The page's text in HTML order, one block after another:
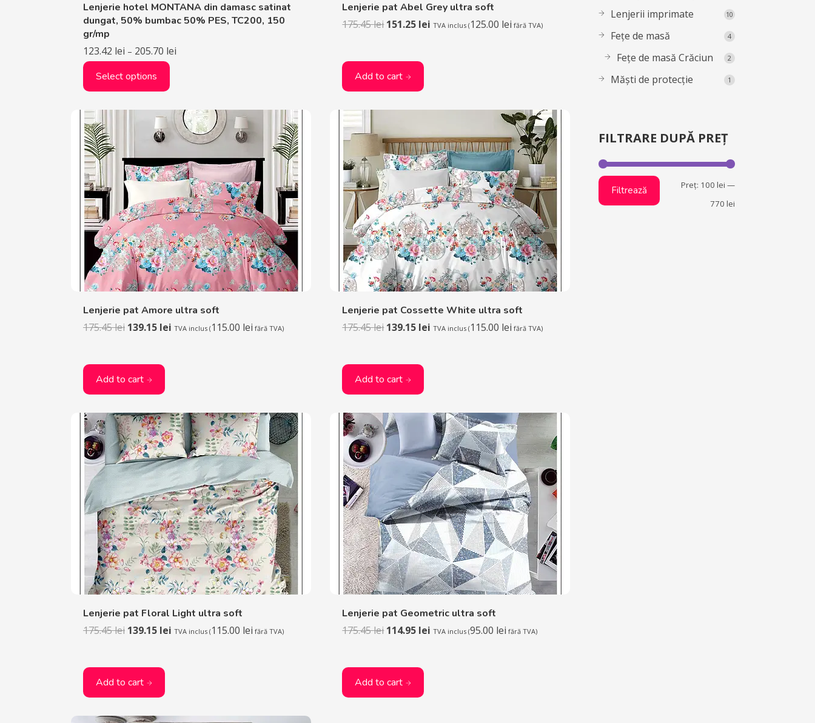
Lenjerie hotel MONTANA din damasc satinat
dungat, 50% bumbac 50% PES, TC200, 150
gr/mp
123.42 lei – 205.70 lei
Select options
Lenjerie pat Abel Grey ultra soft
175.45lei 151.25 lei TVA inclus (125.00 lei fără TVA)
Add to cart
Lenjerie pat Amore ultra soft
175.45lei 139.15 lei TVA inclus (115.00 lei fără TVA)
Add to cart
Lenjerie pat Cossette White ultra soft
175.45lei 139.15 lei TVA inclus (115.00 lei fără TVA)
Add to cart
Lenjerie pat Floral Light ultra soft
175.45lei 139.15 lei TVA inclus (115.00 lei fără TVA)
Add to cart
Lenjerie pat Geometric ultra soft
175.45lei 114.95 lei TVA inclus (95.00 lei fără TVA)
Add to cart
Lenjerii imprimate 10
Fețe de masă 4
Fețe de masă Crăciun 2
Măști de protecție 1
FILTRARE DUPĂ PREȚ
Filtrează Preț: 100 lei —
770 lei